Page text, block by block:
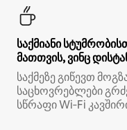
საქმიანი
მათთვის, ვინც
საქმეზე გიწევთ
საცხოვრებლები
სწრაფი Wi‑Fi